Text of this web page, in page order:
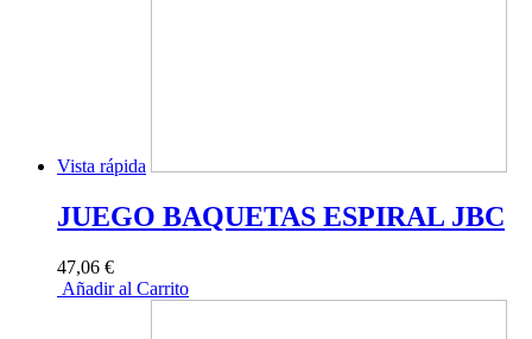
Vista rápida
JUEGO BAQUETAS ESPIRAL JBC
47,06 €
Añadir al Carrito